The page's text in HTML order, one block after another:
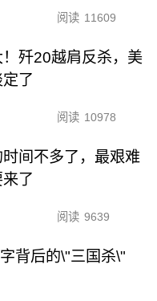
阅读 11609
歼20越肩反杀，美
了
阅读 10978
间不多了，最艰难
了
阅读 9639
背后的\"三国杀\"